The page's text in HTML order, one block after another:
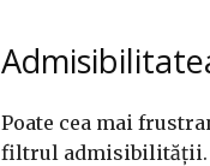
Poate cea mai
filtrul admisibilității.